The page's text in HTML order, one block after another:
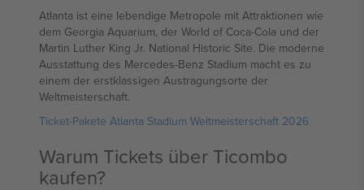
Atlanta ist eine lebendige Metropole mit Attraktionen wie
dem Georgia Aquarium, der World of Coca-Cola und der
Martin Luther King Jr. National Historic Site. Die moderne
Ausstattung des Mercedes-Benz Stadium macht es zu
einem der erstklassigen Austragungsorte der
Weltmeisterschaft.
Ticket-Pakete Atlanta Stadium Weltmeisterschaft 2026
Warum Tickets über Ticombo
kaufen?